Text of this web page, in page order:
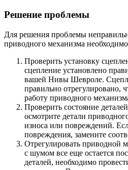
Решение проблемы
Для решения проблемы
приводного механизма
Проверить установку
сцепление установлено
вашей Нивы Шевроле.
правильно отрегулировано,
работу приводного
Проверить состояние
осмотрите детали
износа или повреждений.
повреждения, замените
Отрегулировать приводной
с шумом все еще остается
деталей, необходимо